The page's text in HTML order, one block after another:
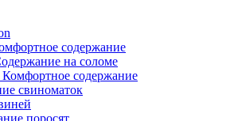
содержание
на соломе
Комфортное содержание
свиноматок